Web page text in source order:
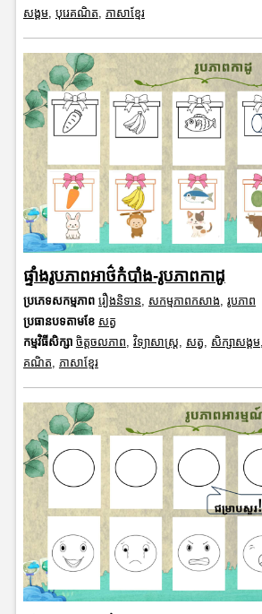
សង្គម, បុរេគណិត ភាសាខ្មែរ
ផ្ទាំងរូបភាពអាថ៌កំបាំង-រូបភាពកាដូ
ប្រភេទសកម្មភាព រឿងនិទាន សកម្មភាពកសាង រូបភាព
ប្រធានបទតាមខែ សត្វ
កម្មវិធីសិក្សា ចិត្តចលភាព វិទ្យាសាស្រ្ត សត្វ សិក្សាសង្គម,
គណិត ភាសាខ្មែរ